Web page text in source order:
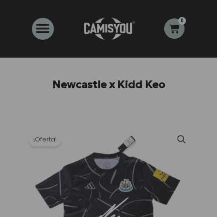
contenido
0
Carrito
Newcastle x Kidd Keo
¡Oferta!